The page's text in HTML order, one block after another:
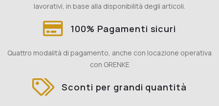
lavorativi, in base alla disponibilità degli articoli.
100% Pagamenti sicuri
Quattro modalità di pagamento, anche con locazione operativa
con GRENKE
Sconti per grandi quantità